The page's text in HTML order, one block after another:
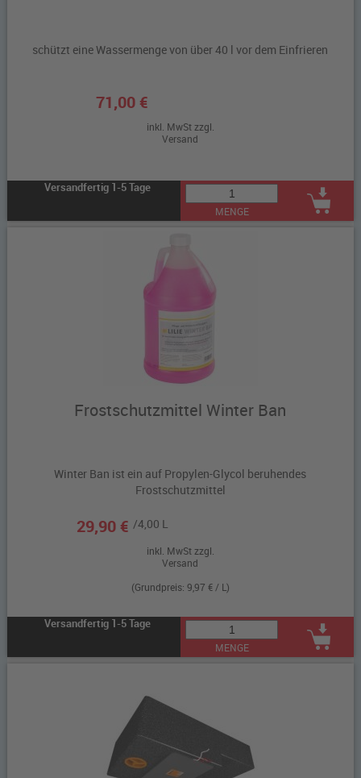
schützt eine Wassermenge von über 40 l vor dem Einfrieren
71,00 €
inkl. MwSt zzgl.
Versand
Versandfertig 1-5 Tage
MENGE
Frostschutzmittel Winter Ban
Winter Ban ist ein auf Propylen-Glycol beruhendes
Frostschutzmittel
29,90 € /4,00 L
inkl. MwSt zzgl.
Versand
(Grundpreis: 9,97 € / L)
Versandfertig 1-5 Tage
MENGE